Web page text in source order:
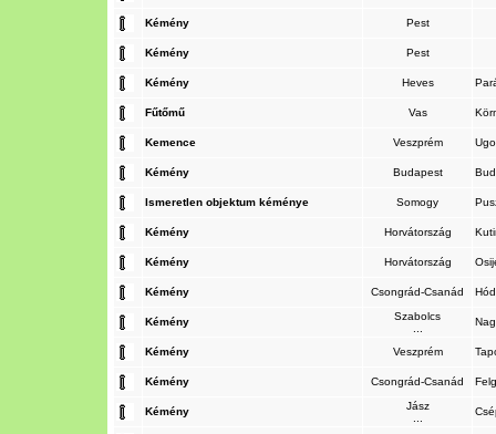
Kémény Pest
Kémény Pest
Kémény Heves
Fűtőmű Vas
Kemence Veszprém
Kémény Budapest
Ismeretlen objektum kéménye Somogy
Kémény Horvátország
Kémény Horvátország
Kémény Csongrád-Csanád
Kémény
Szabolcs
Kémény Veszprém
Kémény Csongrád-Csanád
Kémény
Jász